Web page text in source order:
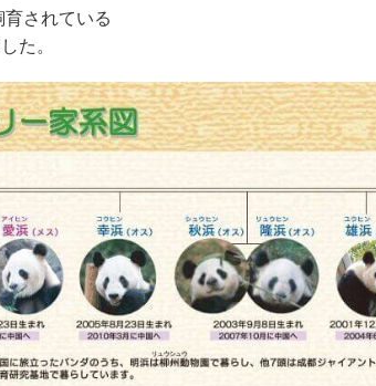
されている
た。